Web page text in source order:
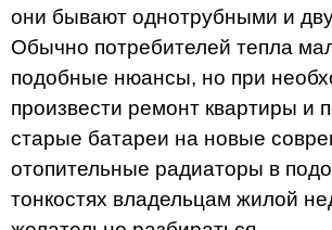
они бывают однотрубными и
Обычно потребителей тепла
подобные нюансы, но при
произвести ремонт квартиры и
старые батареи на новые
отопительные радиаторы в
тонкостях владельцам жилой